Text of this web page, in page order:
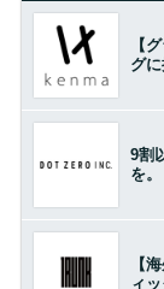
【
グ
9割
を。
【
ィ